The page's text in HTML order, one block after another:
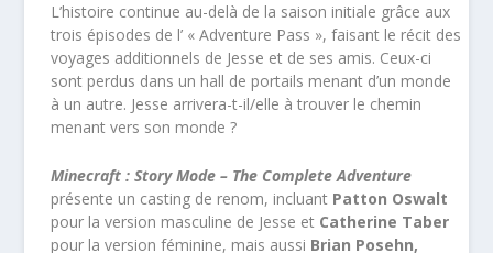
L’histoire continue au-delà de la saison initiale grâce aux
trois épisodes de l’ « Adventure Pass », faisant le récit des
voyages additionnels de Jesse et de ses amis. Ceux-ci
sont perdus dans un hall de portails menant d’un monde
à un autre. Jesse arrivera-t-il/elle à trouver le chemin
menant vers son monde ?
Minecraft : Story Mode – The Complete Adventure
présente un casting de renom, incluant Patton Oswalt
pour la version masculine de Jesse et Catherine Taber
pour la version féminine, mais aussi Brian Posehn,